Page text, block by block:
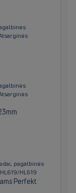
pagalbinės
HL619
Perfekt